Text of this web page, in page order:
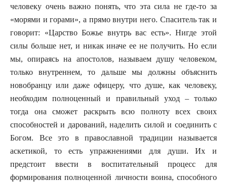
человеку очень важно понять, что эта сила не где-то за
«морями и горами», а прямо внутри него. Спаситель так и
говорит: «Царство Божье внутрь вас есть». Нигде этой
силы больше нет, и никак иначе ее не получить. Но если
мы, опираясь на апостолов, называем душу человеком,
только внутреннем, то дальше мы должны объяснить
новобранцу или даже офицеру, что душе, как человеку,
необходим полноценный и правильный уход – только
тогда она сможет раскрыть всю полноту всех своих
способностей и дарований, наделить силой и соединить с
Богом. Все это в православной традиции называется
аскетикой, то есть упражнениями для души. Их и
предстоит ввести в воспитательный процесс для
формирования полноценной личности воина, способного